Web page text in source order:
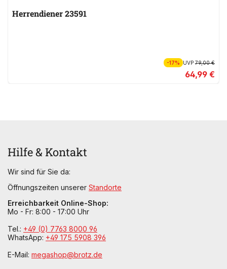
Herrendiener 23591
-17% UVP79,00 €
64,99 €
Hilfe & Kontakt
Wir sind für Sie da:
Öffnungszeiten unserer Standorte
Erreichbarkeit Online-Shop:
Mo - Fr: 8:00 - 17:00 Uhr
Tel.: +49 (0) 7763 8000 96
WhatsApp: +49 175 5908 396
E-Mail: megashop@brotz.de